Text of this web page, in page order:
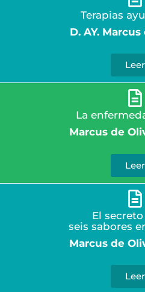
Terapias
D. AY.
Leer
La
Marcus de
Leer
El
seis sabores
Marcus de
Leer